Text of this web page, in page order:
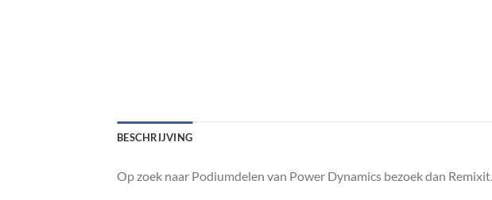
BESCHRIJVING
Op zoek naar Podiumdelen van Power Dynamics bezoek dan